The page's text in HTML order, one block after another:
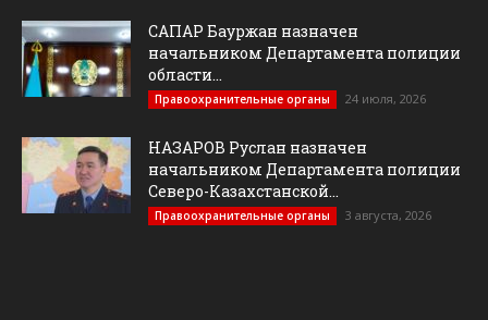
САПАР Бауржан назначен
начальником Департамента полиции
области...
Правоохранительные органы 24 июля, 2026
НАЗАРОВ Руслан назначен
начальником Департамента полиции
Северо-Казахстанской...
Правоохранительные органы 3 августа, 2026